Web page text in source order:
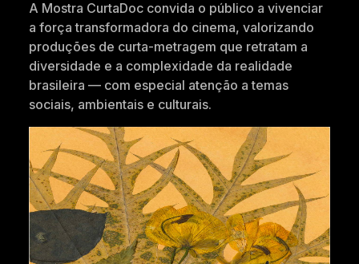
A Mostra CurtaDoc convida o público a vivenciar
a força transformadora do cinema, valorizando
produções de curta-metragem que retratam a
diversidade e a complexidade da realidade
brasileira — com especial atenção a temas
sociais, ambientais e culturais.